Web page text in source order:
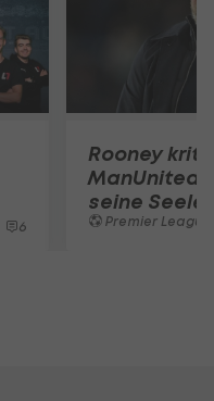
6
Rooney
ManUnited:
seine Seele
Premier League